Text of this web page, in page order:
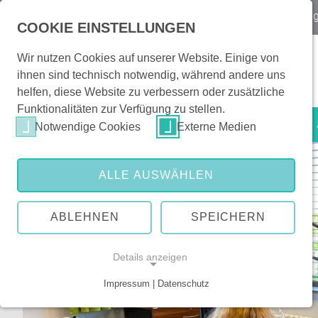
Patienten & Besucher
COOKIE EINSTELLUNGEN
Wir nutzen Cookies auf unserer Website. Einige von
ihnen sind technisch notwendig, während andere uns
helfen, diese Website zu verbessern oder zusätzliche
Funktionalitäten zur Verfügung zu stellen.
Notwendige Cookies
Externe Medien
ALLE AUSWÄHLEN
ABLEHNEN SPEICHERN
Details anzeigen
Impressum | Datenschutz